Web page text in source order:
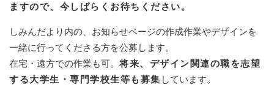
ますので、今しばらくお待ちください。
しみんだより内の、お知らせページの作成作業やデザインを
一緒に行ってくださる方を公募します。
在宅・遠方での作業も可。将来、デザイン関連の職を志望
する大学生・専門学校生等も募集 しています。